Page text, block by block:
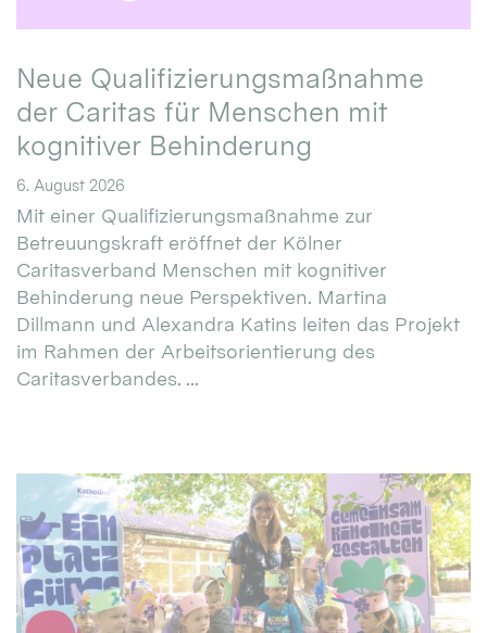
Neue Qualifizierungsmaßnahme
der Caritas für Menschen mit
kognitiver Behinderung
6. August 2026
Mit einer Qualifizierungsmaßnahme zur
Betreuungskraft eröffnet der Kölner
Caritasverband Menschen mit kognitiver
Behinderung neue Perspektiven. Martina
Dillmann und Alexandra Katins leiten das Projekt
im Rahmen der Arbeitsorientierung des
Caritasverbandes. ...